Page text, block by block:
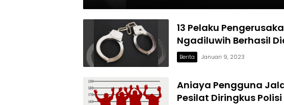
13 Pelaku
Ngadiluwih Berhasil
Berita Januari 9, 2023
Aniaya Pengguna
Pesilat Diringkus Polisi